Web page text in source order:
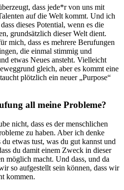
dass jede*r von uns mit
auf die Welt kommt. Und ich
dieses Potential, wenn es die
grundsätzlich dieser Welt dient.
mich, dass es mehrere Berufungen
die einmal stimmig und
etwas Neues ansteht. Vielleicht
gleich, aber es kommt eine
plötzlich ein neuer „Purpose“
all meine Probleme?
nicht, dass es der menschlichen
zu haben. Aber ich denke
du etwas tust, was du gut kannst und
du damit einem Zweck in dieser
möglich macht. Und dass, und da
so aufgestellt sein können, dass wir
kommen.